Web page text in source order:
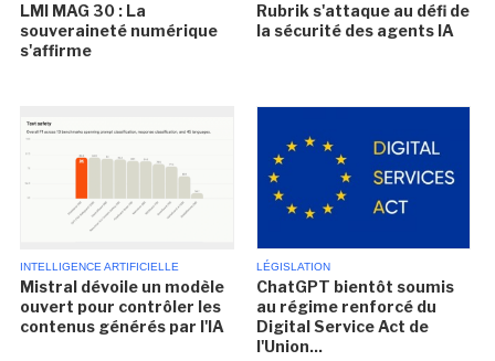
LMI MAG 30 : La
souveraineté numérique
s'affirme
Rubrik s'attaque au défi de
la sécurité des agents IA
INTELLIGENCE ARTIFICIELLE
Mistral dévoile un modèle
ouvert pour contrôler les
contenus générés par l'IA
LÉGISLATION
ChatGPT bientôt soumis
au régime renforcé du
Digital Service Act de
l'Union...